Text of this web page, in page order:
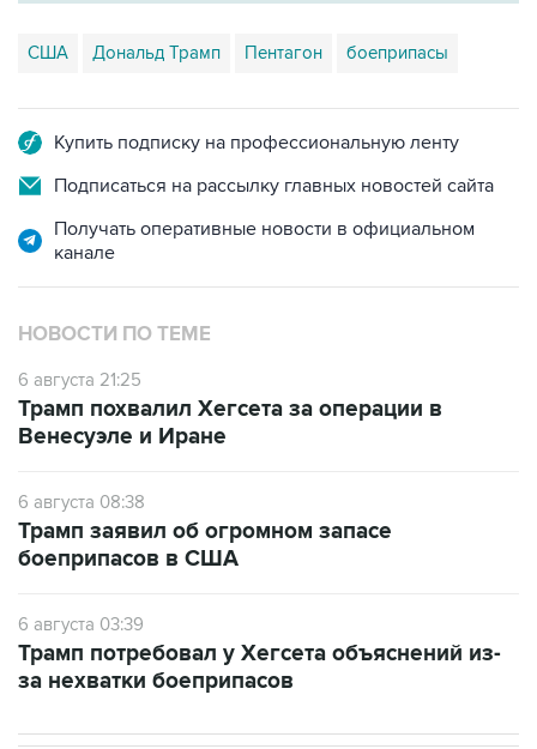
США Дональд Трамп Пентагон боеприпасы
Купить подписку на профессиональную ленту
Подписаться на рассылку главных новостей сайта
Получать оперативные новости в официальном
канале
НОВОСТИ ПО ТЕМЕ
6 августа 21:25
Трамп похвалил Хегсета за операции в
Венесуэле и Иране
6 августа 08:38
Трамп заявил об огромном запасе
боеприпасов в США
6 августа 03:39
Трамп потребовал у Хегсета объяснений из-
за нехватки боеприпасов